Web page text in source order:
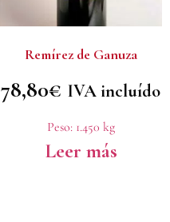
Remírez de Ganuza
78,80€ IVA incluído
Peso:1.450 kg
Leer más